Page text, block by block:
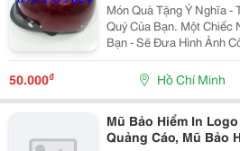
Món Quà Tặng Ý Nghĩa -
Quý Của Bạn. Một Chiếc Nón Bảo Hiểm In Logo Công Ty
Bạn - Sẽ Đưa Hình Ảnh
Khách Hàng Hơn Với Nhiều Kiểu Dáng - Màu Sắc - Quý
Khách Có Thể Thõa Sức
50.000₫ Hồ Chí Minh
Mũ Bảo Hiểm In
Quảng Cáo, Mũ Bảo